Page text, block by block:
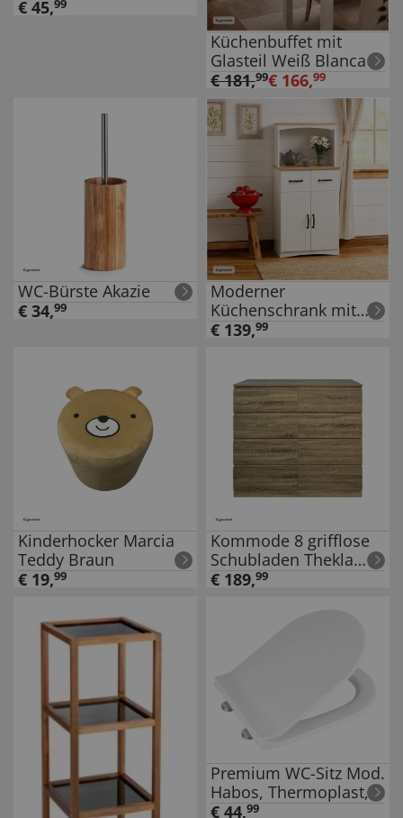
Armen Edelstahl,
€ 45,99
Küchenbuffet mit
Glasteil Weiß Blanca
€181,99€ 166,99
WC-Bürste Akazie
€ 34,99
Moderner
Küchenschrank mit
viel Stauraum
€ 139,99
Kinderhocker Marcia
Teddy Braun
€ 19,99
Kommode 8 grifflose
Schubladen Thekla
Sonoma
€ 189,99
Premium WC-Sitz Mod.
Habos, Thermoplast,
mit Absenkautomatik
€ 44,99